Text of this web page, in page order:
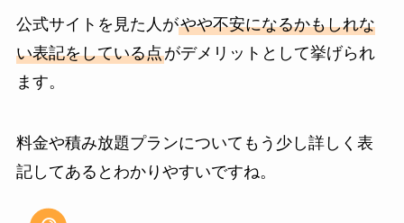
公式サイトを見た人がやや不安になるかもしれな
い表記をしている点がデメリットとして挙げられ
ます。
料金や積み放題プランについてもう少し詳しく表
記してあるとわかりやすいですね。